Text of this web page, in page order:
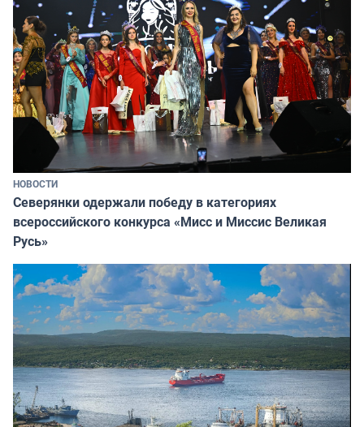
НОВОСТИ
Северянки одержали победу в категориях
всероссийского конкурса «Мисс и Миссис Великая
Русь»